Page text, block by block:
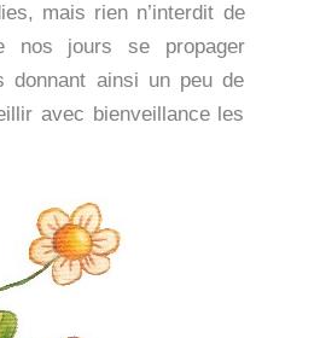
mais rien n’interdit de
nos jours se propager
donnant ainsi un peu de
avec bienveillance les